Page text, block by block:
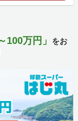
100万円」
をお